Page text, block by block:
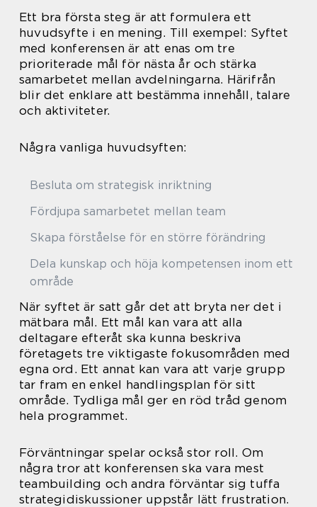
Ett bra första steg är att formulera ett
huvudsyfte i en mening. Till exempel: Syftet
med konferensen är att enas om tre
prioriterade mål för nästa år och stärka
samarbetet mellan avdelningarna. Härifrån
blir det enklare att bestämma innehåll, talare
och aktiviteter.
Några vanliga huvudsyften:
Besluta om strategisk inriktning
Fördjupa samarbetet mellan team
Skapa förståelse för en större förändring
Dela kunskap och höja kompetensen inom ett
område
När syftet är satt går det att bryta ner det i
mätbara mål. Ett mål kan vara att alla
deltagare efteråt ska kunna beskriva
företagets tre viktigaste fokusområden med
egna ord. Ett annat kan vara att varje grupp
tar fram en enkel handlingsplan för sitt
område. Tydliga mål ger en röd tråd genom
hela programmet.
Förväntningar spelar också stor roll. Om
några tror att konferensen ska vara mest
teambuilding och andra förväntar sig tuffa
strategidiskussioner uppstår lätt frustration.